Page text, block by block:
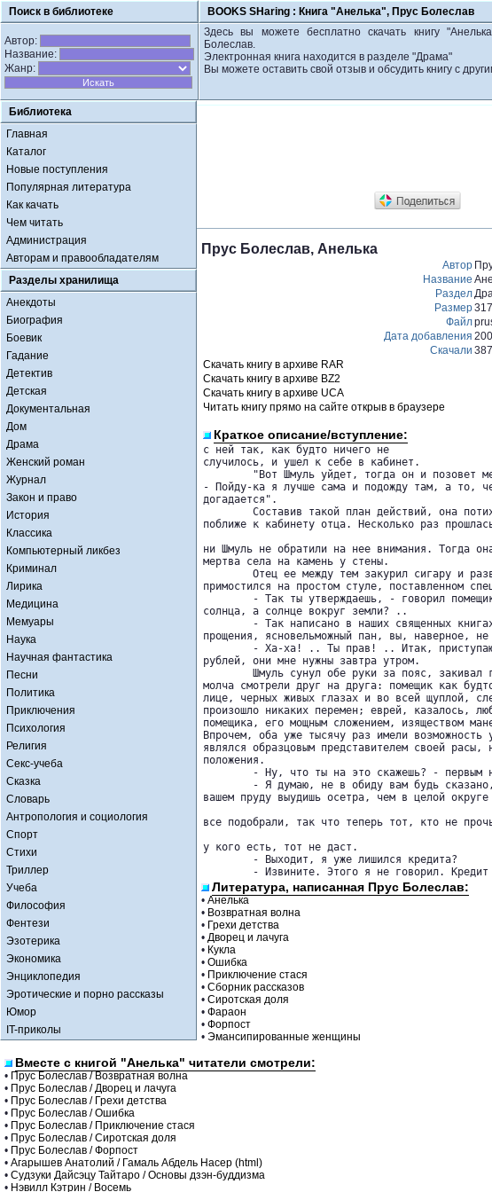
Поиск в библиотеке BOOKS SHaring : Книга "Анелька", Прус Болеслав
Автор:
Название:
Жанр:
Здесь вы можете бесплатно скачать книгу
Болеслав.
Электронная книга находится в разделе "Драма"
Вы можете оставить свой отзыв и обсудить книгу с
Библиотека
Главная
Каталог
Новые поступления
Популярная литература
Как качать
Чем читать
Администрация
Авторам и правообладателям
Разделы хранилища
Анекдоты
Биография
Боевик
Гадание
Детектив
Детская
Документальная
Дом
Драма
Женский роман
Журнал
Закон и право
История
Классика
Компьютерный ликбез
Криминал
Лирика
Медицина
Мемуары
Наука
Научная фантастика
Песни
Политика
Приключения
Психология
Религия
Секс-учеба
Сказка
Словарь
Антропология и социология
Спорт
Стихи
Триллер
Учеба
Философия
Фентези
Эзотерика
Экономика
Энциклопедия
Эротические и порно рассказы
Юмор
IT-приколы
Прус Болеслав, Анелька
Автор
Название
Раздел
Размер
Файл
Дата добавления
Скачали
Скачать книгу в архиве RAR
Скачать книгу в архиве BZ2
Скачать книгу в архиве UCA
Читать книгу прямо на сайте открыв в браузере
Краткое описание/вступление:
с ней так, как будто ничего не
случилось, и ушел к себе в кабинет.
- Пойду-ка я лучше сама и подожду там, а то,
догадается".
поближе к кабинету отца. Несколько раз
ни Шмуль не обратили на нее внимания. Тогда
мертва села на камень у стены.
примостился на простом стуле, поставленном
солнца, а солнце вокруг земли? ..
прощения, ясновельможный пан, вы, наверное,
рублей, они мне нужны завтра утром.
молча смотрели друг на друга: помещик как
лице, черных живых глазах и во всей щуплой,
произошло никаких перемен; еврей, казалось,
помещика, его мощным сложением, изяществом
Впрочем, оба уже тысячу раз имели
являлся образцовым представителем своей
положения.
вашем пруду выудишь осетра, чем в целой
все подобрали, так что теперь тот, кто не
у кого есть, тот не даст.
- Извините. Этого я не говорил.
Литература, написанная Прус Болеслав:
• Анелька
• Возвратная волна
• Грехи детства
• Дворец и лачуга
• Кукла
• Ошибка
• Приключение стася
• Сборник рассказов
• Сиротская доля
• Фараон
• Форпост
• Эмансипированные женщины
Вместе с книгой "Анелька" читатели смотрели:
• Прус Болеслав / Возвратная волна
• Прус Болеслав / Дворец и лачуга
• Прус Болеслав / Грехи детства
• Прус Болеслав / Ошибка
• Прус Болеслав / Приключение стася
• Прус Болеслав / Сиротская доля
• Прус Болеслав / Форпост
• Агарышев Анатолий / Гамаль Абдель Насер (html)
• Судзуки Дайсэцу Тайтаро / Основы дзэн-буддизма
• Нэвилл Кэтрин / Восемь